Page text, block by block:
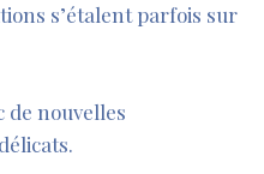
s’étalent parfois sur
de nouvelles